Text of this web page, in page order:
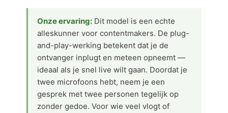
Onze ervaring: Dit model is een echte
alleskunner voor contentmakers. De plug-
and-play-werking betekent dat je de
ontvanger inplugt en meteen opneemt —
ideaal als je snel live wilt gaan. Doordat je
twee microfoons hebt, neem je een
gesprek met twee personen tegelijk op
zonder gedoe. Voor wie veel vlogt of